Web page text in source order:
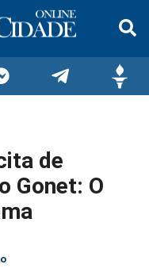
no
Telegram
de
Gonet: O